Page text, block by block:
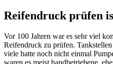
Reifendruck prüfen
Vor 100 Jahren war es sehr viel
Reifendruck zu prüfen.
viele hatte noch nicht einmal
waren es meist handbetriebene,